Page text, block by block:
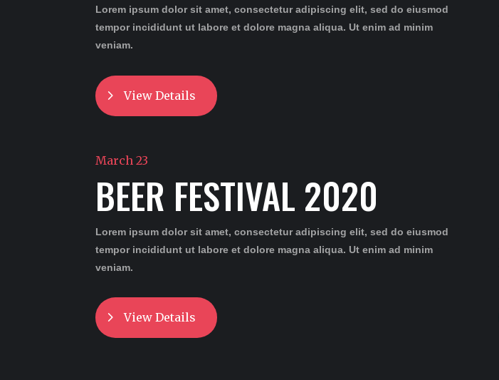
Lorem ipsum dolor sit amet, consectetur adipiscing elit, sed do eiusmod
tempor incididunt ut labore et dolore magna aliqua. Ut enim ad minim
veniam.
View Details
March 23
BEER FESTIVAL 2020
Lorem ipsum dolor sit amet, consectetur adipiscing elit, sed do eiusmod
tempor incididunt ut labore et dolore magna aliqua. Ut enim ad minim
veniam.
View Details